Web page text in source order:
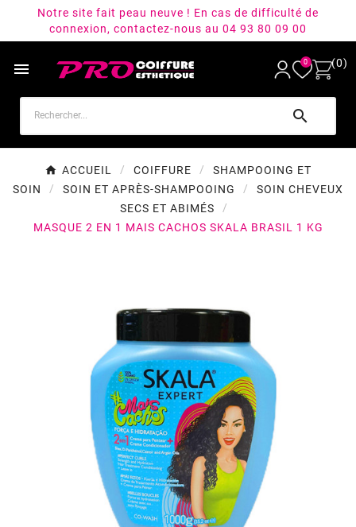
Notre site fait peau neuve ! En cas de difficulté de
connexion, contactez-nous au 04 93 80 09 00
 0 (0)

ACCUEIL COIFFURE
SHAMPOOING ET
SOIN
SOIN ET APRÈS-SHAMPOOING
SOIN CHEVEUX
SECS ET ABIMÉS
MASQUE 2 EN 1 MAIS CACHOS SKALA BRASIL 1 KG